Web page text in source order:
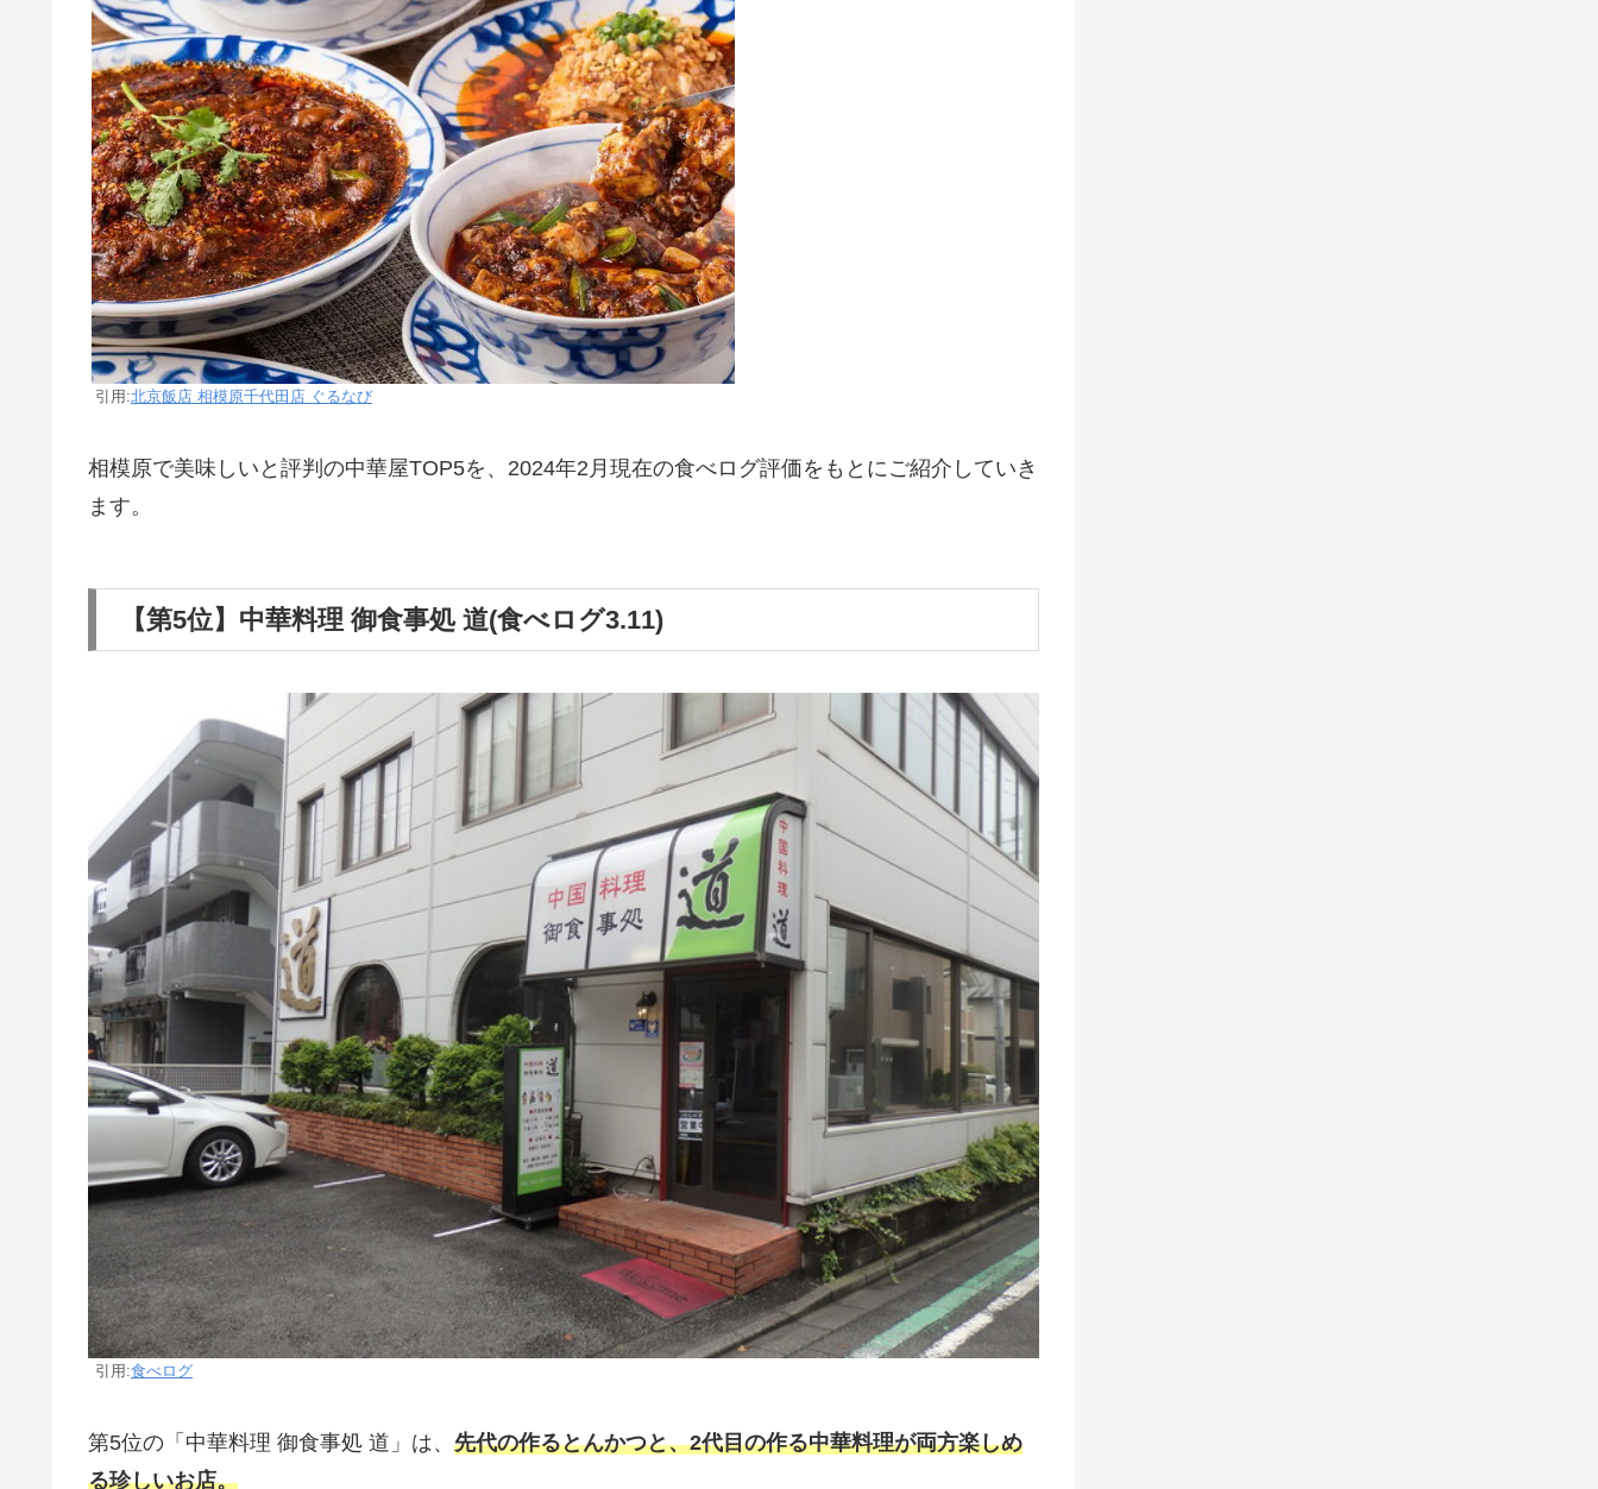
引用:北京飯店 相模原千代田店 ぐるなび
相模原で美味しいと評判の中華屋TOP5を、2024年2月現在の食べログ評価をもとにご紹介していき
ます。
【第5位】中華料理 御食事処 道(食べログ3.11)
引用:食べログ
第5位の「中華料理 御食事処 道」は、 先代の作るとんかつと、2代目の作る中華料理が両方楽しめ
る珍しいお店。